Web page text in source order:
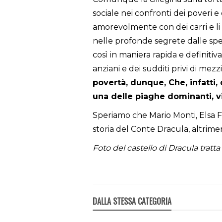
sociale nei confronti dei poveri
amorevolmente con dei carri e
nelle profonde segrete dalle
così in maniera rapida e
anziani e dei sudditi privi di
povertà, dunque, Che,
una delle piaghe dominanti,
Speriamo che Mario Monti, Elsa
storia del Conte Dracula,
Foto del castello di Dracula
DALLA STESSA CATEGORIA